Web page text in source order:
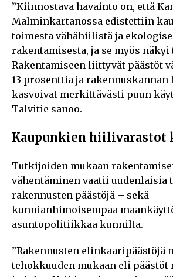
”Kiinnostava havainto on, että
Malminkartanossa edistettiin
toimesta vähähiilistä ja
rakentamisesta, ja se myös
Rakentamiseen liittyvät päästöt
13 prosenttia ja
kasvoivat merkittävästi puun
Talvitie sanoo.
Kaupunkien hiilivarastot
Tutkijoiden mukaan
vähentäminen vaatii uudenlaisia
rakennusten päästöjä – sekä
kunnianhimoisempaa
asuntopolitiikkaa kunnilta.
”Rakennusten elinkaaripäästöjä
tehokkuuden mukaan eli päästöt